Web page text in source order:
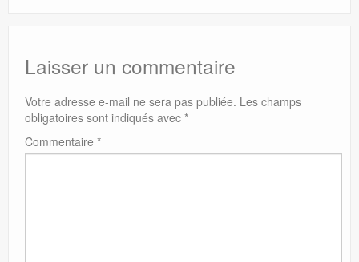
Laisser un commentaire
Votre adresse e-mail ne sera pas publiée. Les champs
obligatoires sont indiqués avec *
Commentaire *